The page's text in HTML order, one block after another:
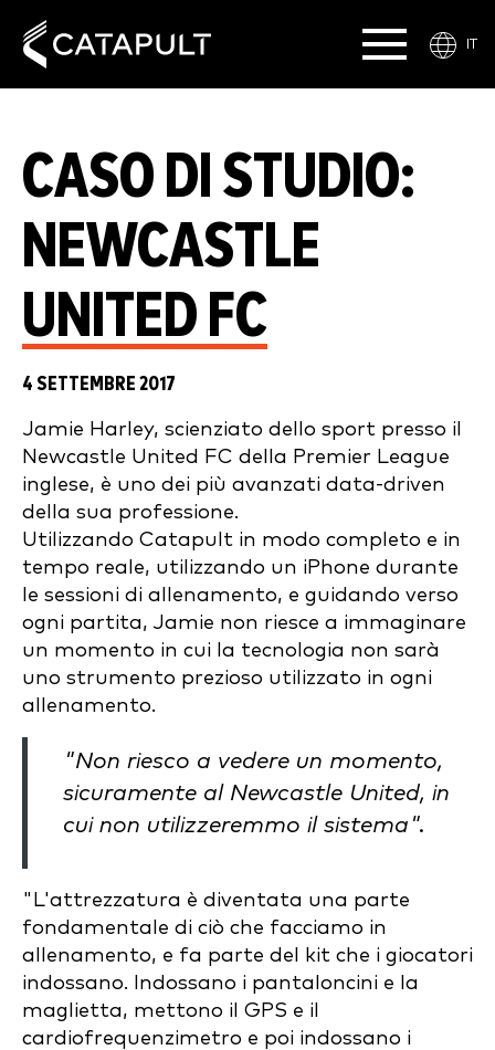
IT
CASO DI STUDIO:
NEWCASTLE
UNITED FC
4 SETTEMBRE 2017
Jamie Harley, scienziato dello sport presso il
Newcastle United FC della Premier League
inglese, è uno dei più avanzati data-driven
della sua professione.
Utilizzando Catapult in modo completo e in
tempo reale, utilizzando un iPhone durante
le sessioni di allenamento, e guidando verso
ogni partita, Jamie non riesce a immaginare
un momento in cui la tecnologia non sarà
uno strumento prezioso utilizzato in ogni
allenamento.
"Non riesco a vedere un momento,
sicuramente al Newcastle United, in
cui non utilizzeremmo il sistema".
"L'attrezzatura è diventata una parte
fondamentale di ciò che facciamo in
allenamento, e fa parte del kit che i giocatori
indossano. Indossano i pantaloncini e la
maglietta, mettono il GPS e il
cardiofrequenzimetro e poi indossano i